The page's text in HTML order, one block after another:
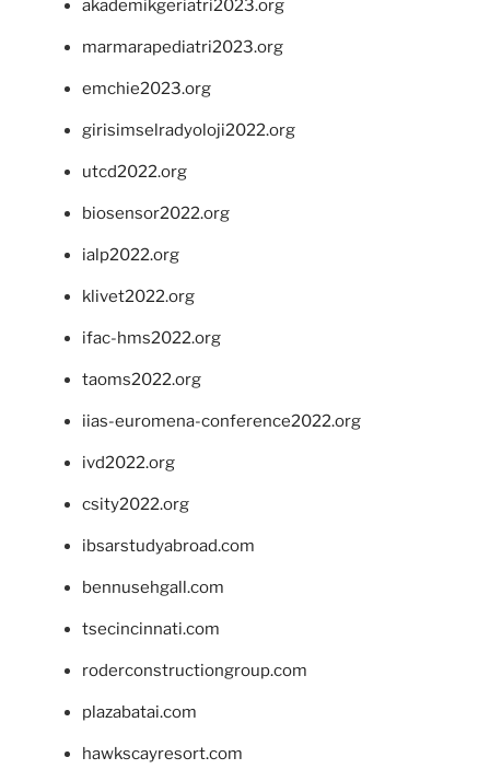
akademikgeriatri2023.org
marmarapediatri2023.org
emchie2023.org
girisimselradyoloji2022.org
utcd2022.org
biosensor2022.org
ialp2022.org
klivet2022.org
ifac-hms2022.org
taoms2022.org
iias-euromena-conference2022.org
ivd2022.org
csity2022.org
ibsarstudyabroad.com
bennusehgall.com
tsecincinnati.com
roderconstructiongroup.com
plazabatai.com
hawkscayresort.com